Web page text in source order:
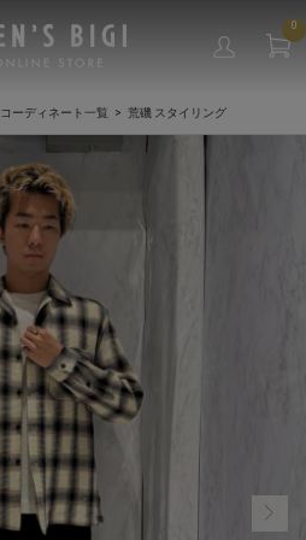
0
コーディネート一覧 荒磯 スタイリング